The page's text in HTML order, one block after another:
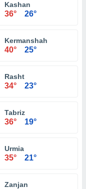
Kashan
36° 26°
Kermanshah
40° 25°
Rasht
34° 23°
Tabriz
36° 19°
Urmia
35° 21°
Zanjan